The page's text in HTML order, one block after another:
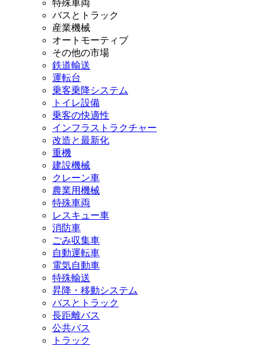
特殊車両
バスとトラック
産業機械
オートモーティブ
その他の市場
鉄道輸送
運転台
乗客乗降システム
トイレ設備
乗客の快適性
インフラストラクチャー
改造と最新化
重機
建設機械
クレーン車
農業用機械
特殊車両
レスキュー車
消防車
ごみ収集車
自動運転車
電気自動車
特殊輸送
昇降・移動システム
バスとトラック
長距離バス
公共バス
トラック